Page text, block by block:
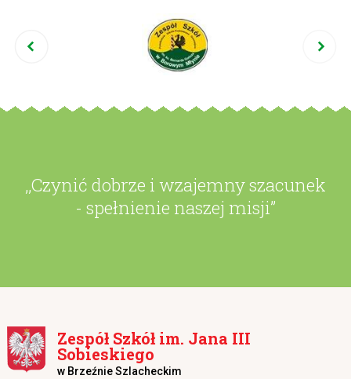
,,Czynić dobrze i wzajemny szacunek
- spełnienie naszej misji”
Zespół Szkół im. Jana III
Sobieskiego
w Brzeźnie Szlacheckim